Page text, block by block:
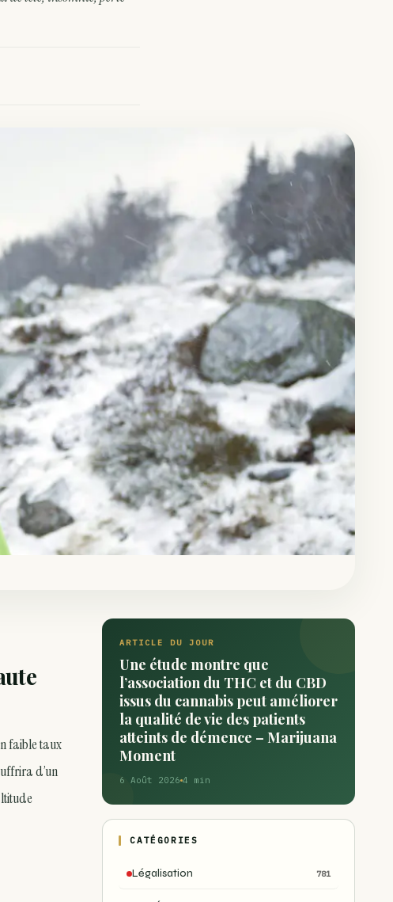
faible taux
d’un
ARTICLE DU JOUR
Une étude montre que
l’association du THC et du CBD
issus du cannabis peut améliorer
la qualité de vie des patients
atteints de démence – Marijuana
Moment
6 Août 2026 4 min
CATÉGORIES
Légalisation 781